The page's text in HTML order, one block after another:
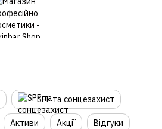
SPF та сонцезахист
Активи Акції Відгуки